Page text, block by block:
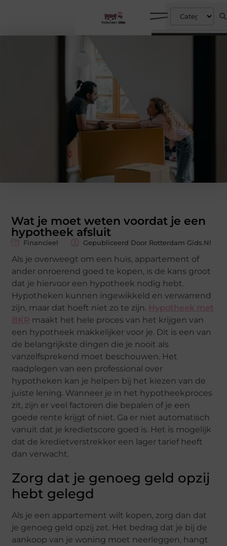
Wat je moet weten voordat je een
hypotheek afsluit
Financieel Gepubliceerd Door Rotterdam Gids.nl
Als je overweegt om een huis, appartement of
ander onroerend goed te kopen, is de kans groot
dat je hiervoor een hypotheek nodig hebt.
Hypotheken kunnen ingewikkeld en verwarrend
zijn, maar dat hoeft niet zo te zijn. Hypotheek met
BKR maakt het hele proces van het krijgen van
een hypotheek makkelijker voor je. Dit is een van
de belangrijkste dingen die je nooit als
vanzelfsprekend moet beschouwen. Het
raadplegen van een professional over
hypotheken kan je helpen bij het kiezen van de
juiste lening. Wanneer je in het hypotheekproces
zit, zijn er veel factoren die bepalen of je een
goede rente krijgt of niet. Ga er niet automatisch
vanuit dat je kredietscore goed is. Het is mogelijk
dat de kredietverstrekker een lager tarief heeft
dan verwacht.
Zorg dat je genoeg geld opzij
hebt gelegd
Als je een appartement wilt kopen, zorg dan dat
je genoeg geld opzij zet. Het bedrag dat je bij de
aankoop van je woning moet neerleggen, hangt